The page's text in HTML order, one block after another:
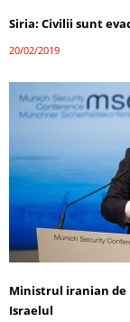
Siria: Civilii sunt
20/02/2019
Ministrul iranian de
Israelul